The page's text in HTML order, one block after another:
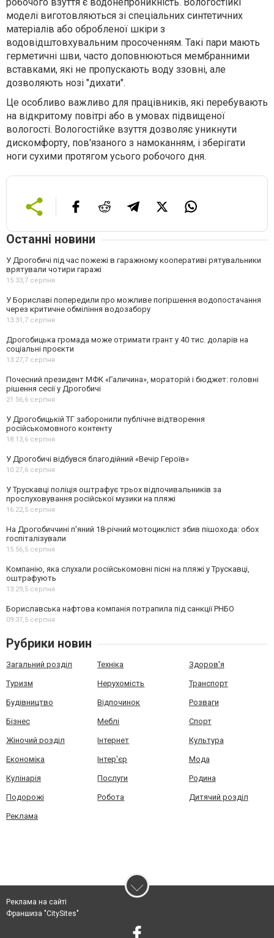
моделі виготовляються зі спеціальних синтетичних
матеріалів або обробленої шкіри з
водовідштовхувальним просоченням. Такі пари мають
герметичні шви, часто доповнюються мембранними
вставками, які не пропускають воду ззовні, але
дозволяють нозі "дихати".
Це особливо важливо для працівників, які перебувають
на відкритому повітрі або в умовах підвищеної
вологості. Вологостійке взуття дозволяє уникнути
дискомфорту, пов'язаного з намоканням, і зберігати
ноги сухими протягом усього робочого дня.
Останні новини
У Дрогобичі під час пожежі в гаражному кооперативі рятувальники
врятували чотири гаражі
15:33,7 серпня
У Бориславі попередили про можливе погіршення водопостачання
через критичне обміління водозабору
13:31,7 серпня
Дрогобицька громада може отримати грант у 40 тис. доларів на
соціальні проєкти
13:27,7 серпня
Почесний президент МФК «Галичина», мораторій і бюджет: головні
рішення сесії у Дрогобичі
21:56,6 серпня
У Дрогобицькій ТГ заборонили публічне відтворення
російськомовного контенту
18:13,6 серпня
У Дрогобичі відбувся благодійний «Вечір Героїв»
10:27,6 серпня
У Трускавці поліція оштрафує трьох відпочивальників за
прослуховування російської музики на пляжі
16:22,5 серпня
На Дрогобиччині п'яний 18-річний мотоцикліст збив пішохода: обох
госпіталізували
15:56,5 серпня
Компанію, яка слухали російськомовні пісні на пляжі у Трускавці,
оштрафують
13:29,5 серпня
Бориславська нафтова компанія потрапила під санкції РНБО
09:37,5 серпня
Рубрики новин
Загальний розділ Техніка Здоров'я
Туризм Нерухомість Транспорт
Будівництво Відпочинок Розваги
Бізнес Меблі Спорт
Жіночий розділ Інтернет Культура
Економіка Інтер'єр Мода
Кулінарія Послуги Родина
Подорожі Робота Дитячий розділ
Реклама
Реклама на сайті
Франшиза "CitySites"